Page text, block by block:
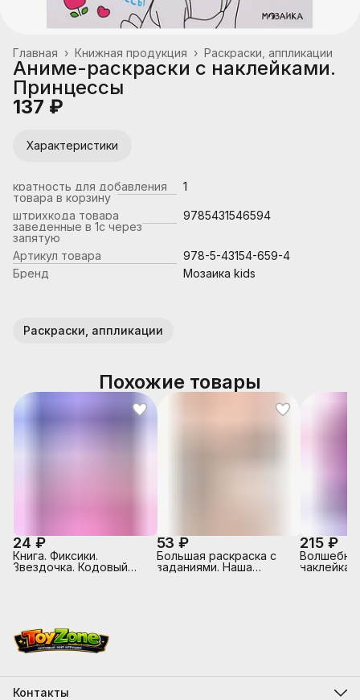
Раскраски, аппликации
Книжная продукция ›
Главная ›
Аниме-раскраски с наклейками.
Принцессы
137 ₽
Характеристики
кратность для добавления
товара в корзину
1
штрихкода товара
заведенные в 1с через
запятую
9785431546594
Артикул товара
978-5-43154-659-4
Бренд
Мозаика kids
Раскраски, аппликации
Похожие товары
24 ₽
Книга. Фиксики.
Звездочка. Кодовый
53 ₽
Большая раскраска с
заданиями. Наша
215 ₽
Контакты